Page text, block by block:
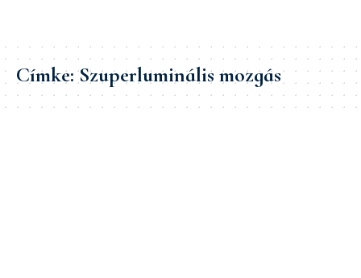
Címke:Szuperluminális mozgás